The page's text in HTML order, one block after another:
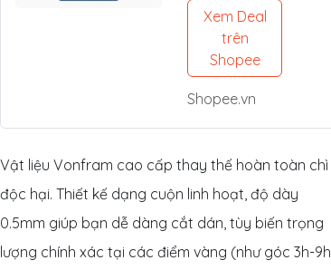
An Toàn, Tối
Ưu Lực Đánh,
Điểm Ngọt
Xem Deal
trên
Shopee
Shopee.vn
Vật liệu Vonfram cao cấp thay thế hoàn toàn chì
độc hại. Thiết kế dạng cuộn linh hoạt, độ dày
0.5mm giúp bạn dễ dàng cắt dán, tùy biến trọng
lượng chính xác tại các điểm vàng (như góc 3h-9h